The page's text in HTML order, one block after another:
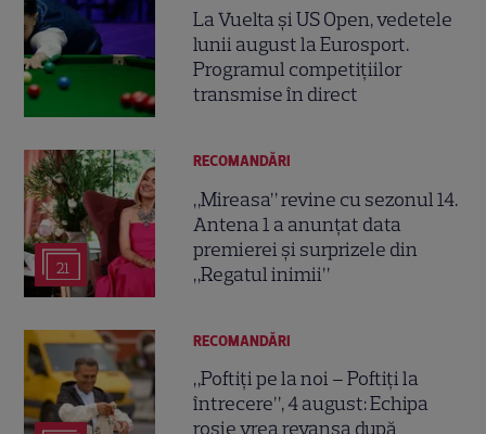
La Vuelta și US Open, vedetele
lunii august la Eurosport.
Programul competițiilor
transmise în direct
21
RECOMANDĂRI
„Mireasa” revine cu sezonul 14.
Antena 1 a anunțat data
premierei și surprizele din
„Regatul inimii”
RECOMANDĂRI
„Poftiți pe la noi – Poftiți la
întrecere”, 4 august: Echipa
roșie vrea revanșa după